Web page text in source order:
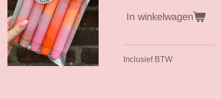
In winkelwagen
Inclusief BTW